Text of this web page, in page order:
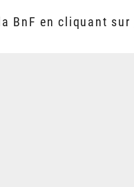
BnF en cliquant sur